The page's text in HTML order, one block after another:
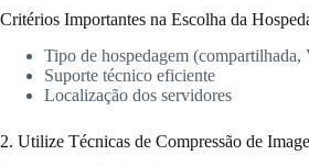
Critérios Importantes na Escolha da
Tipo de hospedagem (compartilhada,
Suporte técnico eficiente
Localização dos servidores
2. Utilize Técnicas de Compressão de